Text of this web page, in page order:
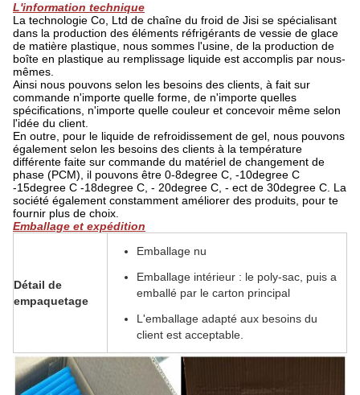
L'information technique
La technologie Co, Ltd de chaîne du froid de Jisi se spécialisant
dans la production des éléments réfrigérants de vessie de glace
de matière plastique, nous sommes l'usine, de la production de
boîte en plastique au remplissage liquide est accomplis par nous-
mêmes.
Ainsi nous pouvons selon les besoins des clients, à fait sur
commande n'importe quelle forme, de n'importe quelles
spécifications, n'importe quelle couleur et concevoir même selon
l'idée du client.
En outre, pour le liquide de refroidissement de gel, nous pouvons
également selon les besoins des clients à la température
différente faite sur commande du matériel de changement de
phase (PCM), il pouvons être 0-8degree C, -10degree C
-15degree C -18degree C, - 20degree C, - ect de 30degree C. La
société également constamment améliorer des produits, pour te
fournir plus de choix.
Emballage et expédition
Détail de
empaquetage
Emballage nu
Emballage intérieur : le poly-sac, puis a
emballé par le carton principal
L'emballage adapté aux besoins du
client est acceptable.